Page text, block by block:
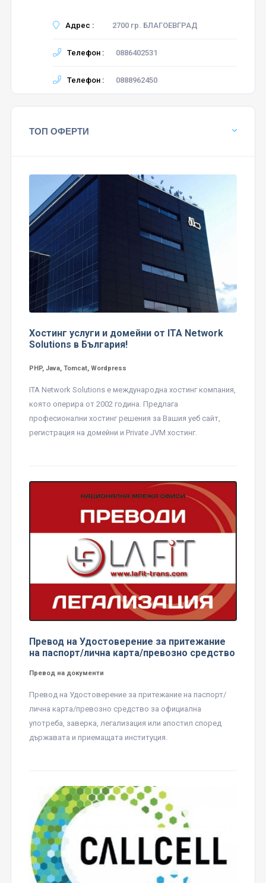
Адрес : 2700 гр. БЛАГОЕВГРАД
Телефон : 0886402531
Телефон : 0888962450
ТОП ОФЕРТИ
Хостинг услуги и домейни от ITA Network
Solutions в България!
PHP, Java, Tomcat, Wordpress
ITA Network Solutions е международна хостинг компания,
която оперира от 2002 година. Предлага
професионални хостинг решения за Вашия уеб сайт,
регистрация на домейни и Private JVM хостинг.
Превод на Удостоверение за притежание
на паспорт/лична карта/превозно средство
Превод на документи
Превод на Удостоверение за притежание на паспорт/
лична карта/превозно средство за официална
употреба, заверка, легализация или апостил според
държавата и приемащата институция.